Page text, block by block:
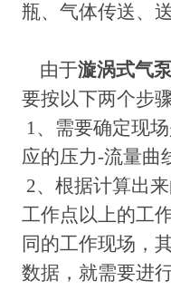
瓶、气体传送、
由于漩涡式气
要按以下两个步
1、需要确定现
应的压力-流量曲
2、根据计算出
工作点以上的工
同的工作现场，
数据，就需要进